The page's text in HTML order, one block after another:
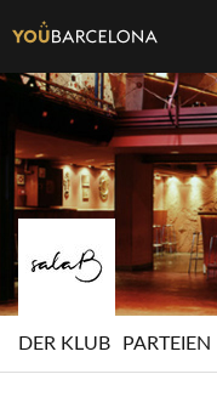
DER KLUB PARTEIEN